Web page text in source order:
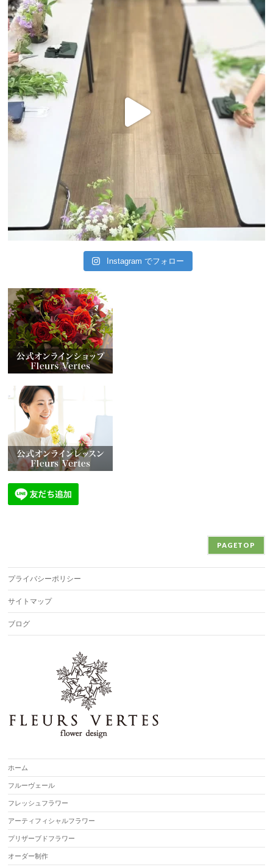
Instagram でフォロー
PAGETOP
プライバシーポリシー
サイトマップ
ブログ
ホーム
フルーヴェール
フレッシュフラワー
アーティフィシャルフラワー
プリザーブドフラワー
オーダー制作